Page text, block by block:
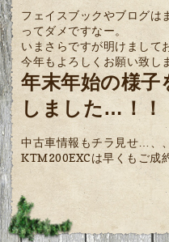
フェイスブックやブログは
ってダメですなー。
いまさらですが明けまして
今年もよろしくお願い致し
年末年始の様
しました…！！
中古車情報もチラ見せ…、
KTM200EXCは早くもご成